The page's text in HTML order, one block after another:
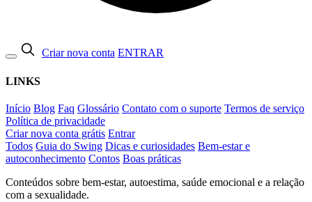
Criar nova conta ENTRAR
LINKS
Início Blog Faq Glossário Contato com o suporte Termos de serviço
Política de privacidade
Criar nova conta grátis Entrar
Todos Guia do Swing Dicas e curiosidades Bem-estar e
autoconhecimento Contos Boas práticas
Conteúdos sobre bem-estar, autoestima, saúde emocional e a relação
com a sexualidade.